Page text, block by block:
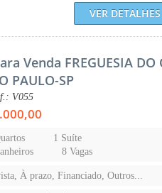
VER DETALHES
Venda FREGUESIA DO
PAULO-SP
V055
1 Suíte
8 Vagas
À prazo, Financiado, Outros...